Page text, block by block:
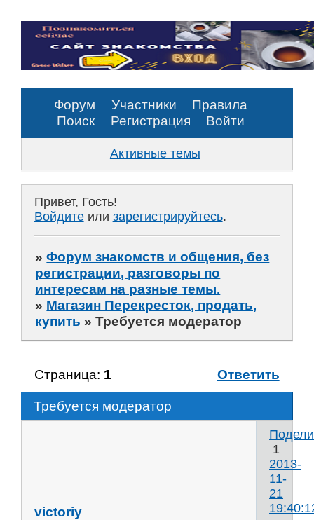
Форум Участники
Правила
Поиск
Регистрация Войти
Активные темы
Привет, Гость!
Войдитеили зарегистрируйтесь.
»Форум знакомств и общения, без
регистрации, разговоры по
интересам на разные темы.
» Магазин Перекресток, продать,
купить »Требуется модератор
Требуется модератор
Страница: 1 Ответить
1
2013-
11-
21
victoriy